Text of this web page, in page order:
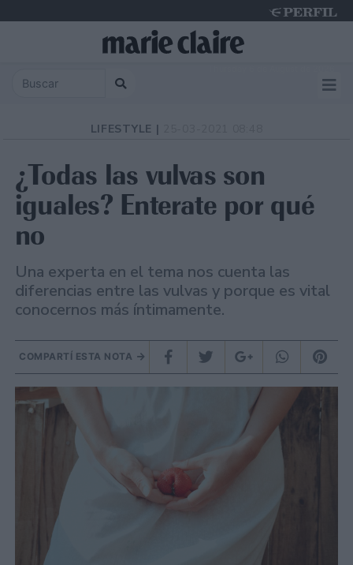
LIFESTYLE |
¿Todas las vulvas son
iguales? Enterate por qué
no
Una experta en el tema nos cuenta las
diferencias entre las vulvas y porque es vital
conocernos más íntimamente.
COMPARTÍ ESTA NOTA